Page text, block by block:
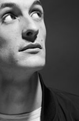
détails